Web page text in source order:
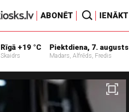
ABONĒT IENĀKT
Rīgā +19 °C
Skaidrs
Piektdiena, 7. augusts
Madars, Alfrēds, Fredis